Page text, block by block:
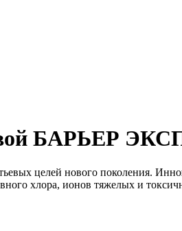
БАРЬЕР
целей нового поколения.
хлора, ионов тяжелых и